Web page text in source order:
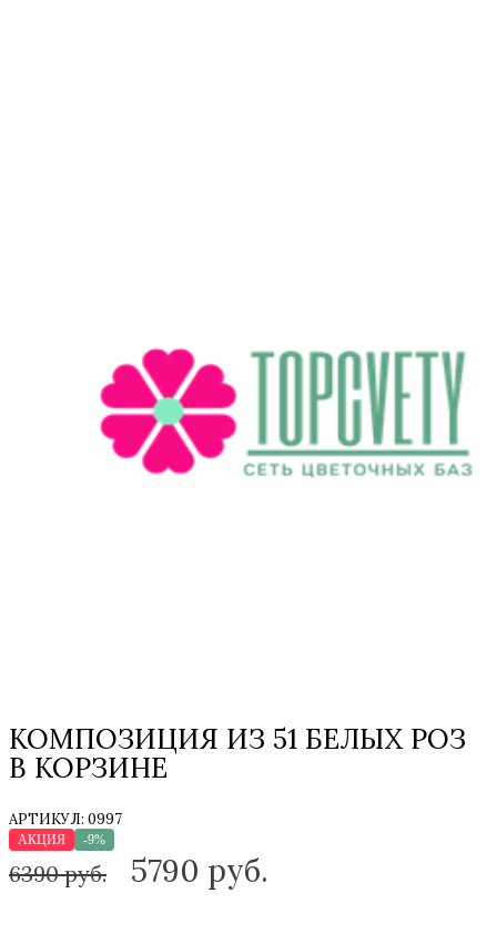
КОМПОЗИЦИЯ ИЗ 51 БЕЛЫХ РОЗ
В КОРЗИНЕ
АРТИКУЛ: 0997
АКЦИЯ -9%
6390 руб. 5790 руб.